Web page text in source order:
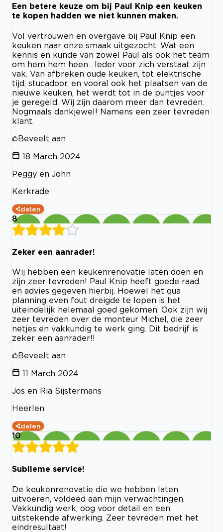
Een betere keuze om bij Paul Knip een keuken
te kopen hadden we niet kunnen maken.
Vol vertrouwen en overgave bij Paul Knip een
keuken naar onze smaak uitgezocht. Wat een
kennis en kunde van zowel Paul als ook het team
om hem hem heen . Ieder voor zich verstaat zijn
vak. Van afbreken oude keuken, tot elektrische
tijd, stucadoor, en vooral ook het plaatsen van de
nieuwe keuken, het werdt tot in de puntjes voor
je geregeld. Wij zijn daarom meer dan tevreden.
Nogmaals dankjewel! Namens een zeer tevreden
klant.
Beveelt aan
18 March 2024
Peggy en John
Kerkrade
delen
8
Zeker een aanrader!
Wij hebben een keukenrenovatie laten doen en
zijn zeer tevreden! Paul Knip heeft goede raad
en advies gegeven hierbij. Hoewel het qua
planning even fout dreigde te lopen is het
uiteindelijk helemaal goed gekomen. Ook zijn wij
zeer tevreden over de monteur Michel, die zeer
netjes en vakkundig te werk ging. Dit bedrijf is
zeker een aanrader!!
Beveelt aan
11 March 2024
Jos en Ria Sijstermans
Heerlen
delen
10
Sublieme service!
De keukenrenovatie die we hebben laten
uitvoeren, voldeed aan mijn verwachtingen.
Vakkundig werk, oog voor detail en een
uitstekende afwerking. Zeer tevreden met het
eindresultaat!